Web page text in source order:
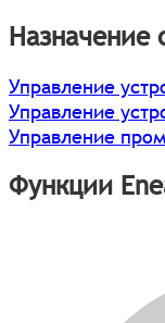
Назначение
Управление
Управление
Управление
Функции